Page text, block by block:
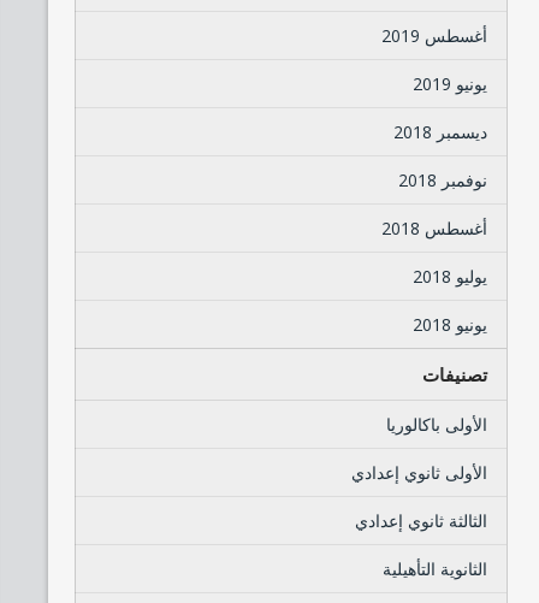
أغسطس 2019
يونيو 2019
ديسمبر 2018
نوفمبر 2018
أغسطس 2018
يوليو 2018
يونيو 2018
تصنيفات
الأولى باكالوريا
الأولى ثانوي إعدادي
الثالثة ثانوي إعدادي
الثانوية التأهيلية